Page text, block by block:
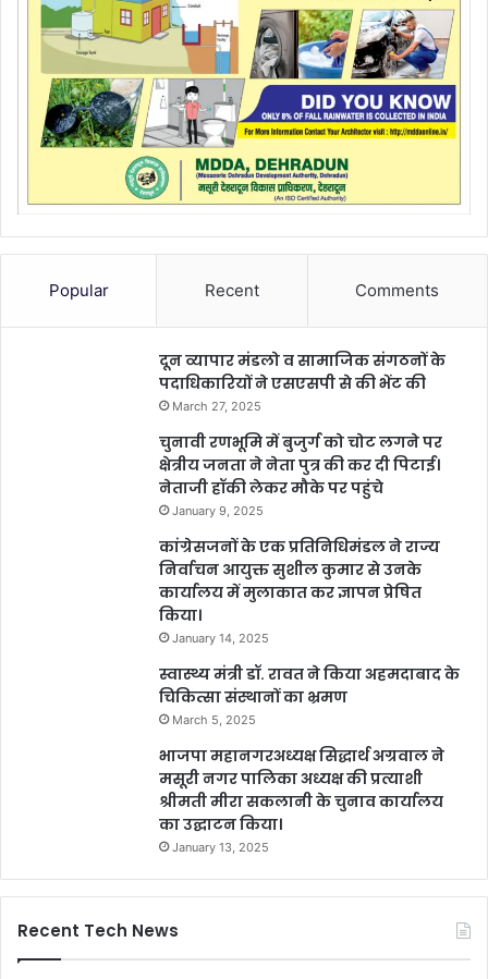
Popular Recent Comments
दून व्यापार मंडलो व सामाजिक संगठनों के
पदाधिकारियों ने एसएसपी से की भेंट की
March 27, 2025
चुनावी रणभूमि में बुजुर्ग को चोट लगने पर
क्षेत्रीय जनता ने नेता पुत्र की कर दी पिटाई।
नेताजी हॉकी लेकर मौके पर पहुंचे
January 9, 2025
कांग्रेसजनों के एक प्रतिनिधिमंडल ने राज्य
निर्वाचन आयुक्त सुशील कुमार से उनके
कार्यालय में मुलाकात कर ज्ञापन प्रेषित
किया।
January 14, 2025
स्वास्थ्य मंत्री डॉ. रावत ने किया अहमदाबाद के
चिकित्सा संस्थानों का भ्रमण
March 5, 2025
भाजपा महानगरअध्यक्ष सिद्धार्थ अग्रवाल ने
मसूरी नगर पालिका अध्यक्ष की प्रत्याशी
श्रीमती मीरा सकलानी के चुनाव कार्यालय
का उद्घाटन किया।
January 13, 2025
Recent Tech News